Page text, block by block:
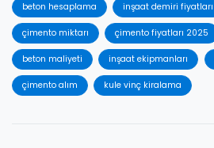
beton hesaplama inşaat demiri fiyatları
çimento miktarı çimento fiyatları 2025
beton maliyeti inşaat ekipmanları
çimento alım kule vinç kiralama